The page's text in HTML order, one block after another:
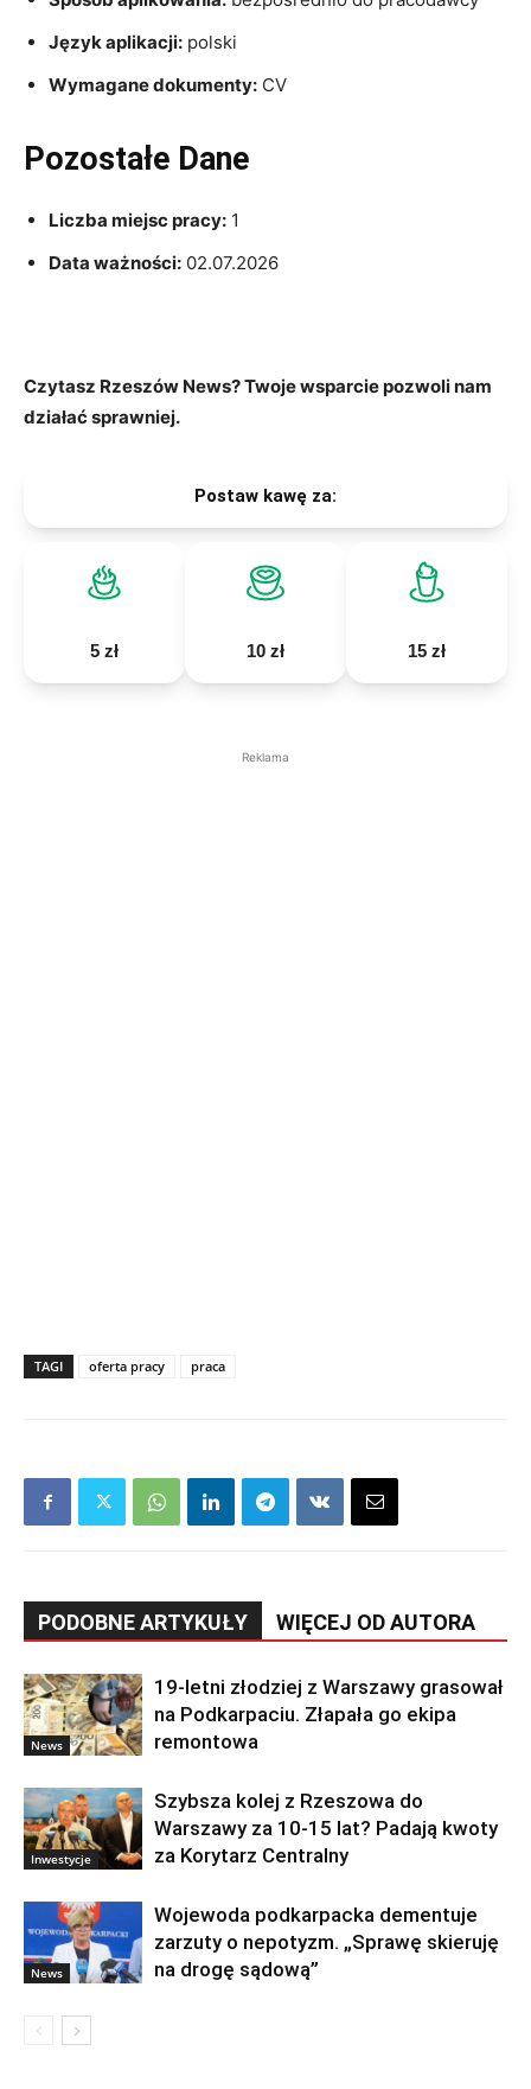
Język aplikacji: polski
Wymagane dokumenty: CV
Pozostałe Dane
Liczba miejsc pracy: 1
Data ważności: 02.07.2026
Czytasz Rzeszów News? Twoje wsparcie pozwoli nam
działać sprawniej.
Postaw kawę za:
5 zł 10 zł 15 zł
Reklama
TAGI oferta pracy praca
PODOBNE ARTYKUŁY WIĘCEJ OD AUTORA
News
19-letni złodziej z Warszawy grasował
na Podkarpaciu. Złapała go ekipa
remontowa
Inwestycje
Szybsza kolej z Rzeszowa do
Warszawy za 10-15 lat? Padają kwoty
za Korytarz Centralny
News
Wojewoda podkarpacka dementuje
zarzuty o nepotyzm. „Sprawę skieruję
na drogę sądową”